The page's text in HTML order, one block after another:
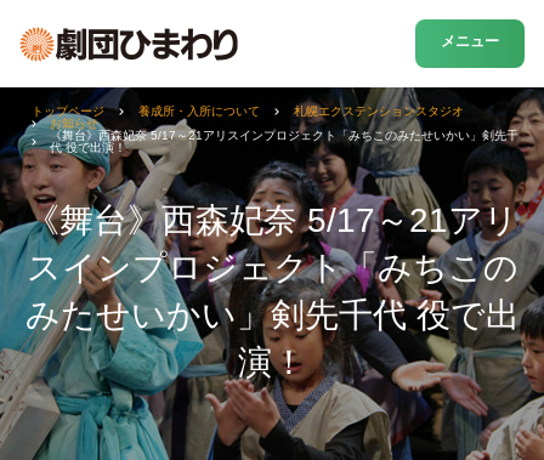
メニュー
《舞台》西森妃奈 5/17～21アリ
スインプロジェクト「みちこの
みたせいかい」剣先千代 役で出
演！
トップページ 養成所・入所について
札幌エクステンションスタジオ
お知らせ
《舞台》西森妃奈 5/17～21アリスインプロジェクト「みちこのみたせいかい」剣先千
代 役で出演！